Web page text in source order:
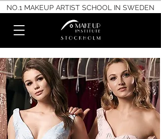
NO.1 MAKEUP ARTIST SCHOOL IN SWEDEN